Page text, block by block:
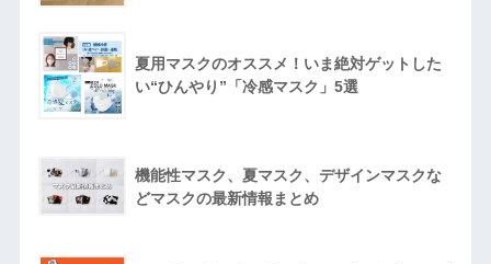
夏用マスクのオススメ！いま絶対ゲットした
い“ひんやり”「冷感マスク」5選
機能性マスク、夏マスク、デザインマスクな
どマスクの最新情報まとめ